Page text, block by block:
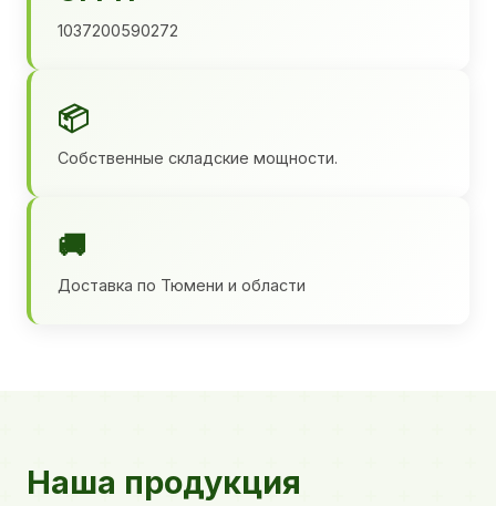
1037200590272
📦
Собственные складские мощности.
🚚
Доставка по Тюмени и области
Наша продукция